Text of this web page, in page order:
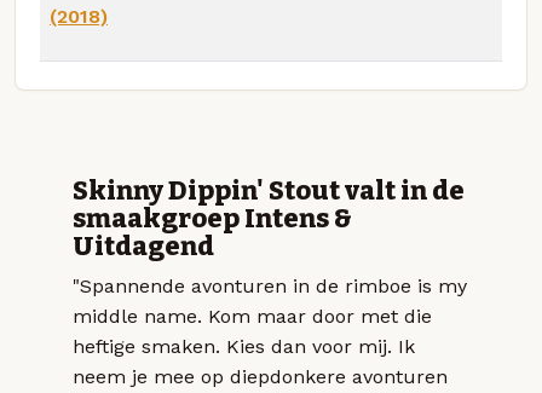
(2018)
Skinny Dippin' Stout valt in de
smaakgroep Intens &
Uitdagend
"Spannende avonturen in de rimboe is my
middle name. Kom maar door met die
heftige smaken. Kies dan voor mij. Ik
neem je mee op diepdonkere avonturen